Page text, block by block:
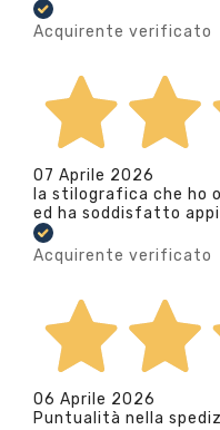
Acquirente verificato
07 Aprile 2026
la stilografica che ho
ed ha soddisfatto
Acquirente verificato
06 Aprile 2026
Puntualità nella